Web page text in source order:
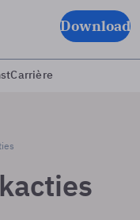
Download
Carrière